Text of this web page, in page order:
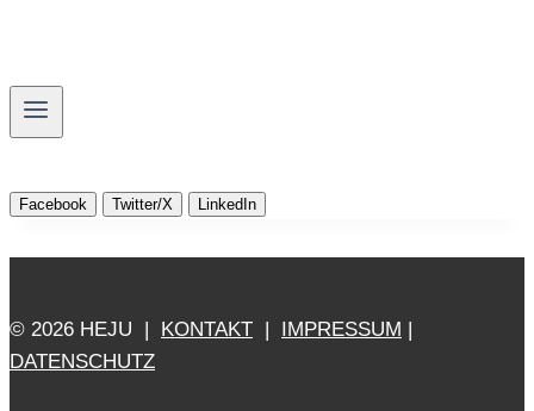
Facebook Twitter/X LinkedIn
© 2026 HEJU | KONTAKT | IMPRESSUM |
DATENSCHUTZ